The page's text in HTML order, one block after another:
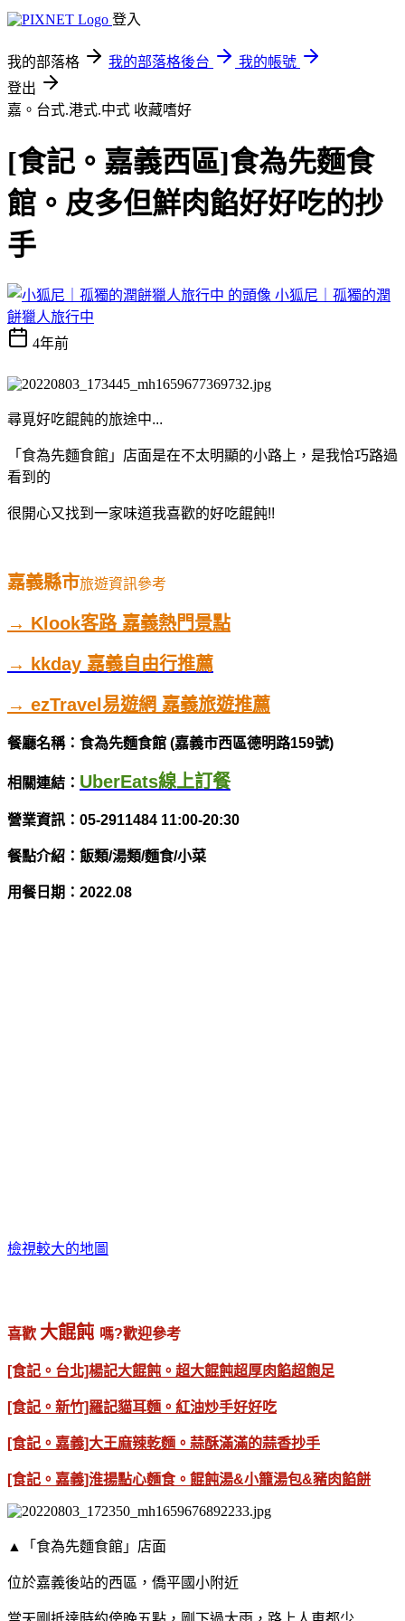
登入
我的部落格 我的部落格後台
我的帳號
登出
嘉。台式.港式.中式 收藏嗜好
[食記。嘉義西區]食為先麵食
館。皮多但鮮肉餡好好吃的抄
手
小狐尼｜孤獨的潤
餅獵人旅行中
4年前
尋覓好吃餛飩的旅途中...
「食為先麵食館」店面是在不太明顯的小路上，是我恰巧路過
看到的
很開心又找到一家味道我喜歡的好吃餛飩!!
嘉義縣市旅遊資訊參考
→ Klook客路 嘉義熱門景點
→ kkday 嘉義自由行推薦
→ ezTravel易遊網 嘉義旅遊推薦
餐廳名稱：食為先麵食館 (嘉義市西區德明路159號)
相關連結： UberEats線上訂餐
營業資訊：05-2911484 11:00-20:30
餐點介紹：飯類/湯類/麵食/小菜
用餐日期： 2022.08
檢視較大的地圖
喜歡 大餛飩 嗎?歡迎參考
[食記。台北]楊記大餛飩。超大餛飩超厚肉餡超飽足
[食記。新竹]羅記貓耳麵。紅油炒手好好吃
[食記。嘉義]大王麻辣乾麵。蒜酥滿滿的蒜香抄手
[食記。嘉義]淮揚點心麵食。餛飩湯&小籠湯包&豬肉餡餅
▲「食為先麵食館」店面
位於嘉義後站的西區，僑平國小附近